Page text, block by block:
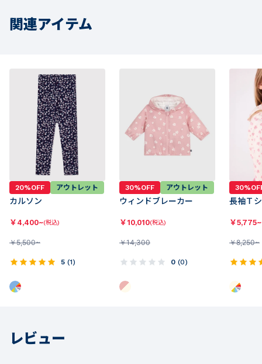
関連アイテム
20%OFF アウトレット
カルソン
￥ 4,400~(税込)
￥5,500~
5 (1)
30%OFF アウトレット
ウィンドブレーカー
￥10,010(税込)
￥14,300
0 (0)
長袖Ｔ
￥5,775~
￥8,250~
レビュー